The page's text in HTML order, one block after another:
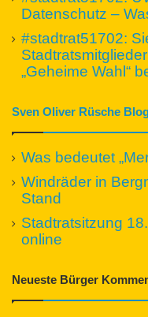
Datenschutz –
#stadtrat51702:
„Geheime Wahl“
Sven Oliver Rüsche
Was bedeutet
Windräder in
Stand
Stadtratsitzung
online
Neueste Bürger